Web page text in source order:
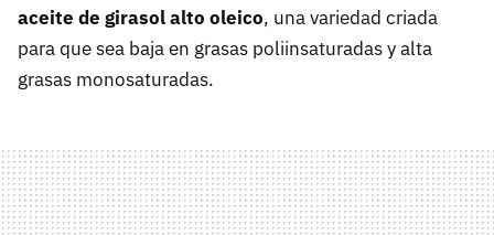
aceite de girasol alto oleico, una variedad criada
para que sea baja en grasas poliinsaturadas y alta
grasas monosaturadas.